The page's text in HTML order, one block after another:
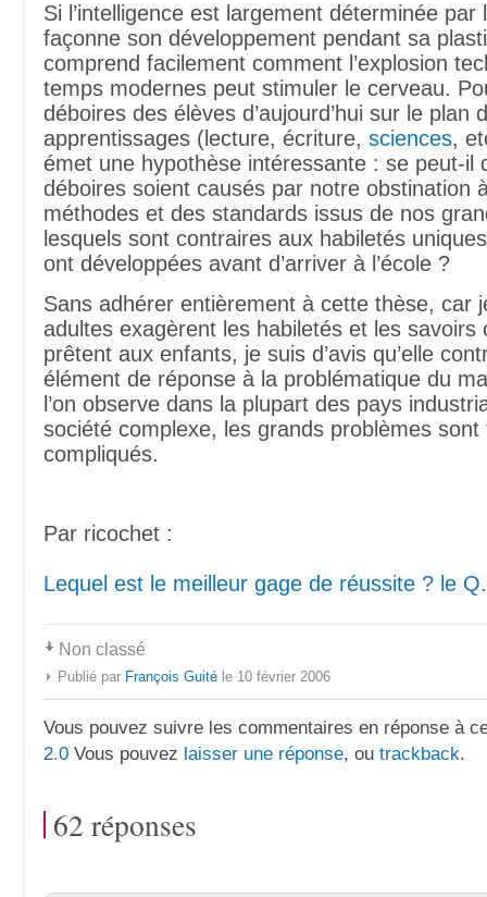
Si l’intelligence est largement déterminée par
façonne son développement pendant sa
comprend facilement comment l’explosion
temps modernes peut stimuler le cerveau.
déboires des élèves d’aujourd’hui sur le plan
apprentissages (lecture, écriture, sciences,
émet une hypothèse intéressante : se peut-il
déboires soient causés par notre obstination
méthodes et des standards issus de nos
lesquels sont contraires aux habiletés
ont développées avant d’arriver à l’école ?
Sans adhérer entièrement à cette thèse, car
adultes exagèrent les habiletés et les savoirs
prêtent aux enfants, je suis d’avis qu’elle
élément de réponse à la problématique du
l’on observe dans la plupart des pays
société complexe, les grands problèmes sont
compliqués.
Par ricochet :
Lequel est le meilleur gage de réussite ? le
Non classé
Publié par François Guité le 10 février 2006
Vous pouvez suivre les commentaires en réponse à
2.0 Vous pouvez laisser une réponse, ou trackback.
62 réponses